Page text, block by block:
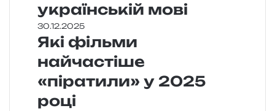
українській мові
30.12.2025
Які фільми
найчастіше
«піратили» у 2025
році